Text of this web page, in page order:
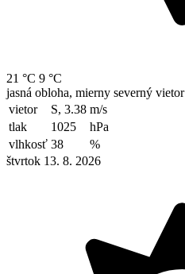
21 °C 9 °C
jasná obloha, mierny severný vietor
vietor
S, 3.38 m/s
tlak
1025
hPa
vlhkosť 38
%
štvrtok 13. 8. 2026